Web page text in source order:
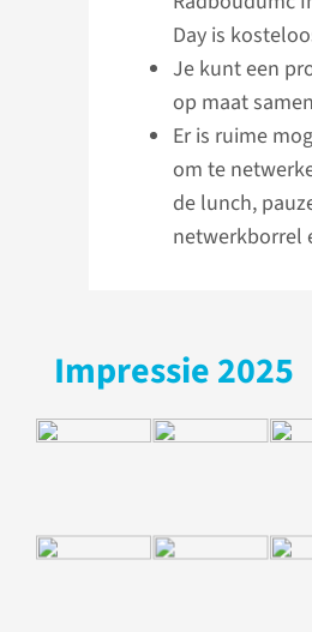
Day is
Je kunt een
op maat
Er is ruime
om te
de lunch,
netwerkborrel
Impressie 2025